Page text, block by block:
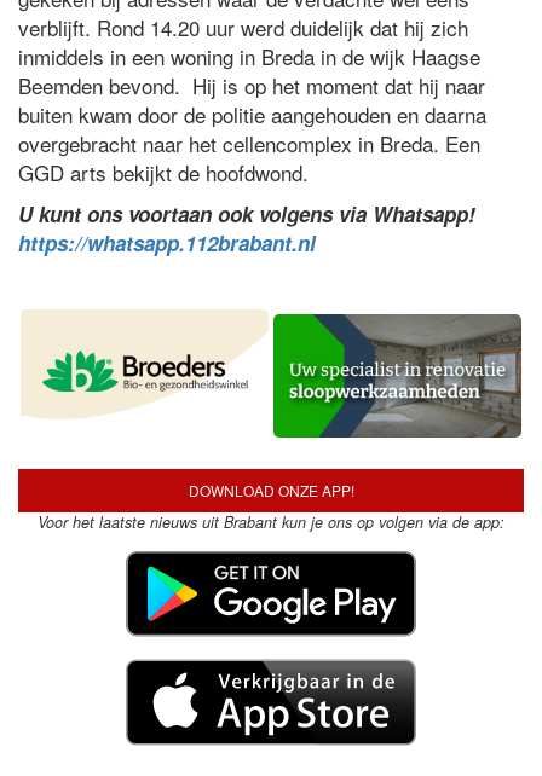
verblijft. Rond 14.20 uur werd duidelijk dat hij zich
inmiddels in een woning in Breda in de wijk Haagse
Beemden bevond. Hij is op het moment dat hij naar
buiten kwam door de politie aangehouden en daarna
overgebracht naar het cellencomplex in Breda. Een
GGD arts bekijkt de hoofdwond.
U kunt ons voortaan ook volgens via Whatsapp!
https://whatsapp.112brabant.nl
DOWNLOAD ONZE APP!
Voor het laatste nieuws uit Brabant kun je ons op volgen via de app: